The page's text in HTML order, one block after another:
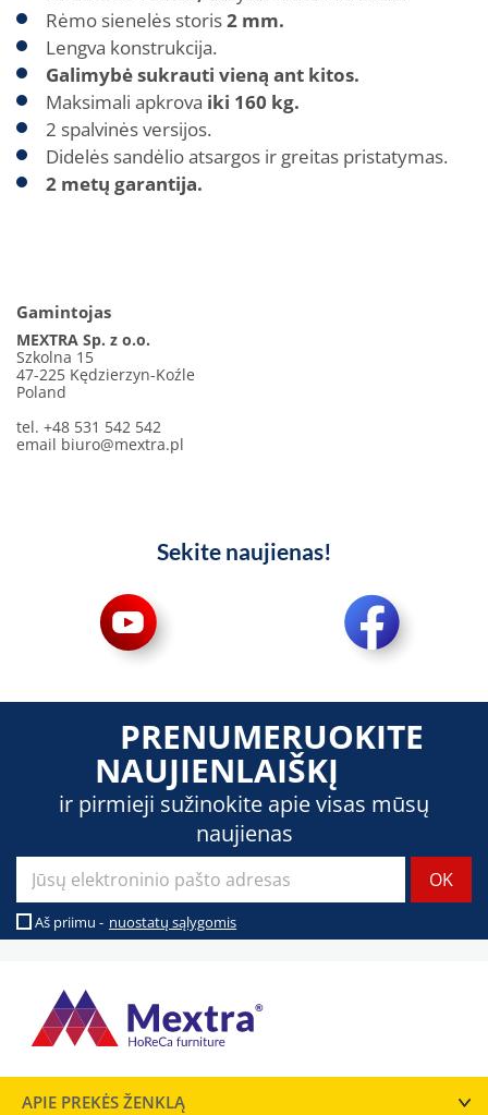
Rėmo sienelės storis2 mm.
Lengva konstrukcija.
Galimybė sukrauti vieną ant kitos.
Maksimali apkrova iki 160 kg.
2 spalvinės versijos.
Didelės sandėlio atsargos ir greitas pristatymas.
2 metų garantija.
Gamintojas
MEXTRA Sp. z o.o.
Szkolna 15
47-225 Kędzierzyn-Koźle
Poland
tel. +48 531 542 542
email biuro@mextra.pl
Sekite naujienas!
PRENUMERUOKITE
NAUJIENLAIŠKĮ
ir pirmieji sužinokite apie visas mūsų
naujienas
Aš priimu - nuostatų sąlygomis
APIE PREKĖS ŽENKLĄ